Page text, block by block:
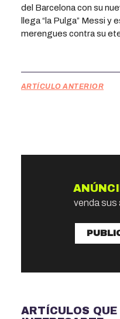
del Barcelona con su
llega “la Pulga” Messi
merengues contra su
ARTÍCULO ANTERIOR
venda sus
ARTÍCULOS QUE